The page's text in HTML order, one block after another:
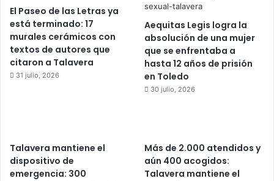
El Paseo de las Letras ya
está terminado: 17
murales cerámicos con
textos de autores que
citaron a Talavera
31 julio, 2026
Aequitas Legis logra la
absolución de una mujer
que se enfrentaba a
hasta 12 años de prisión
en Toledo
30 julio, 2026
Talavera mantiene el
dispositivo de
emergencia: 300
Más de 2.000 atendidos y
aún 400 acogidos:
Talavera mantiene el